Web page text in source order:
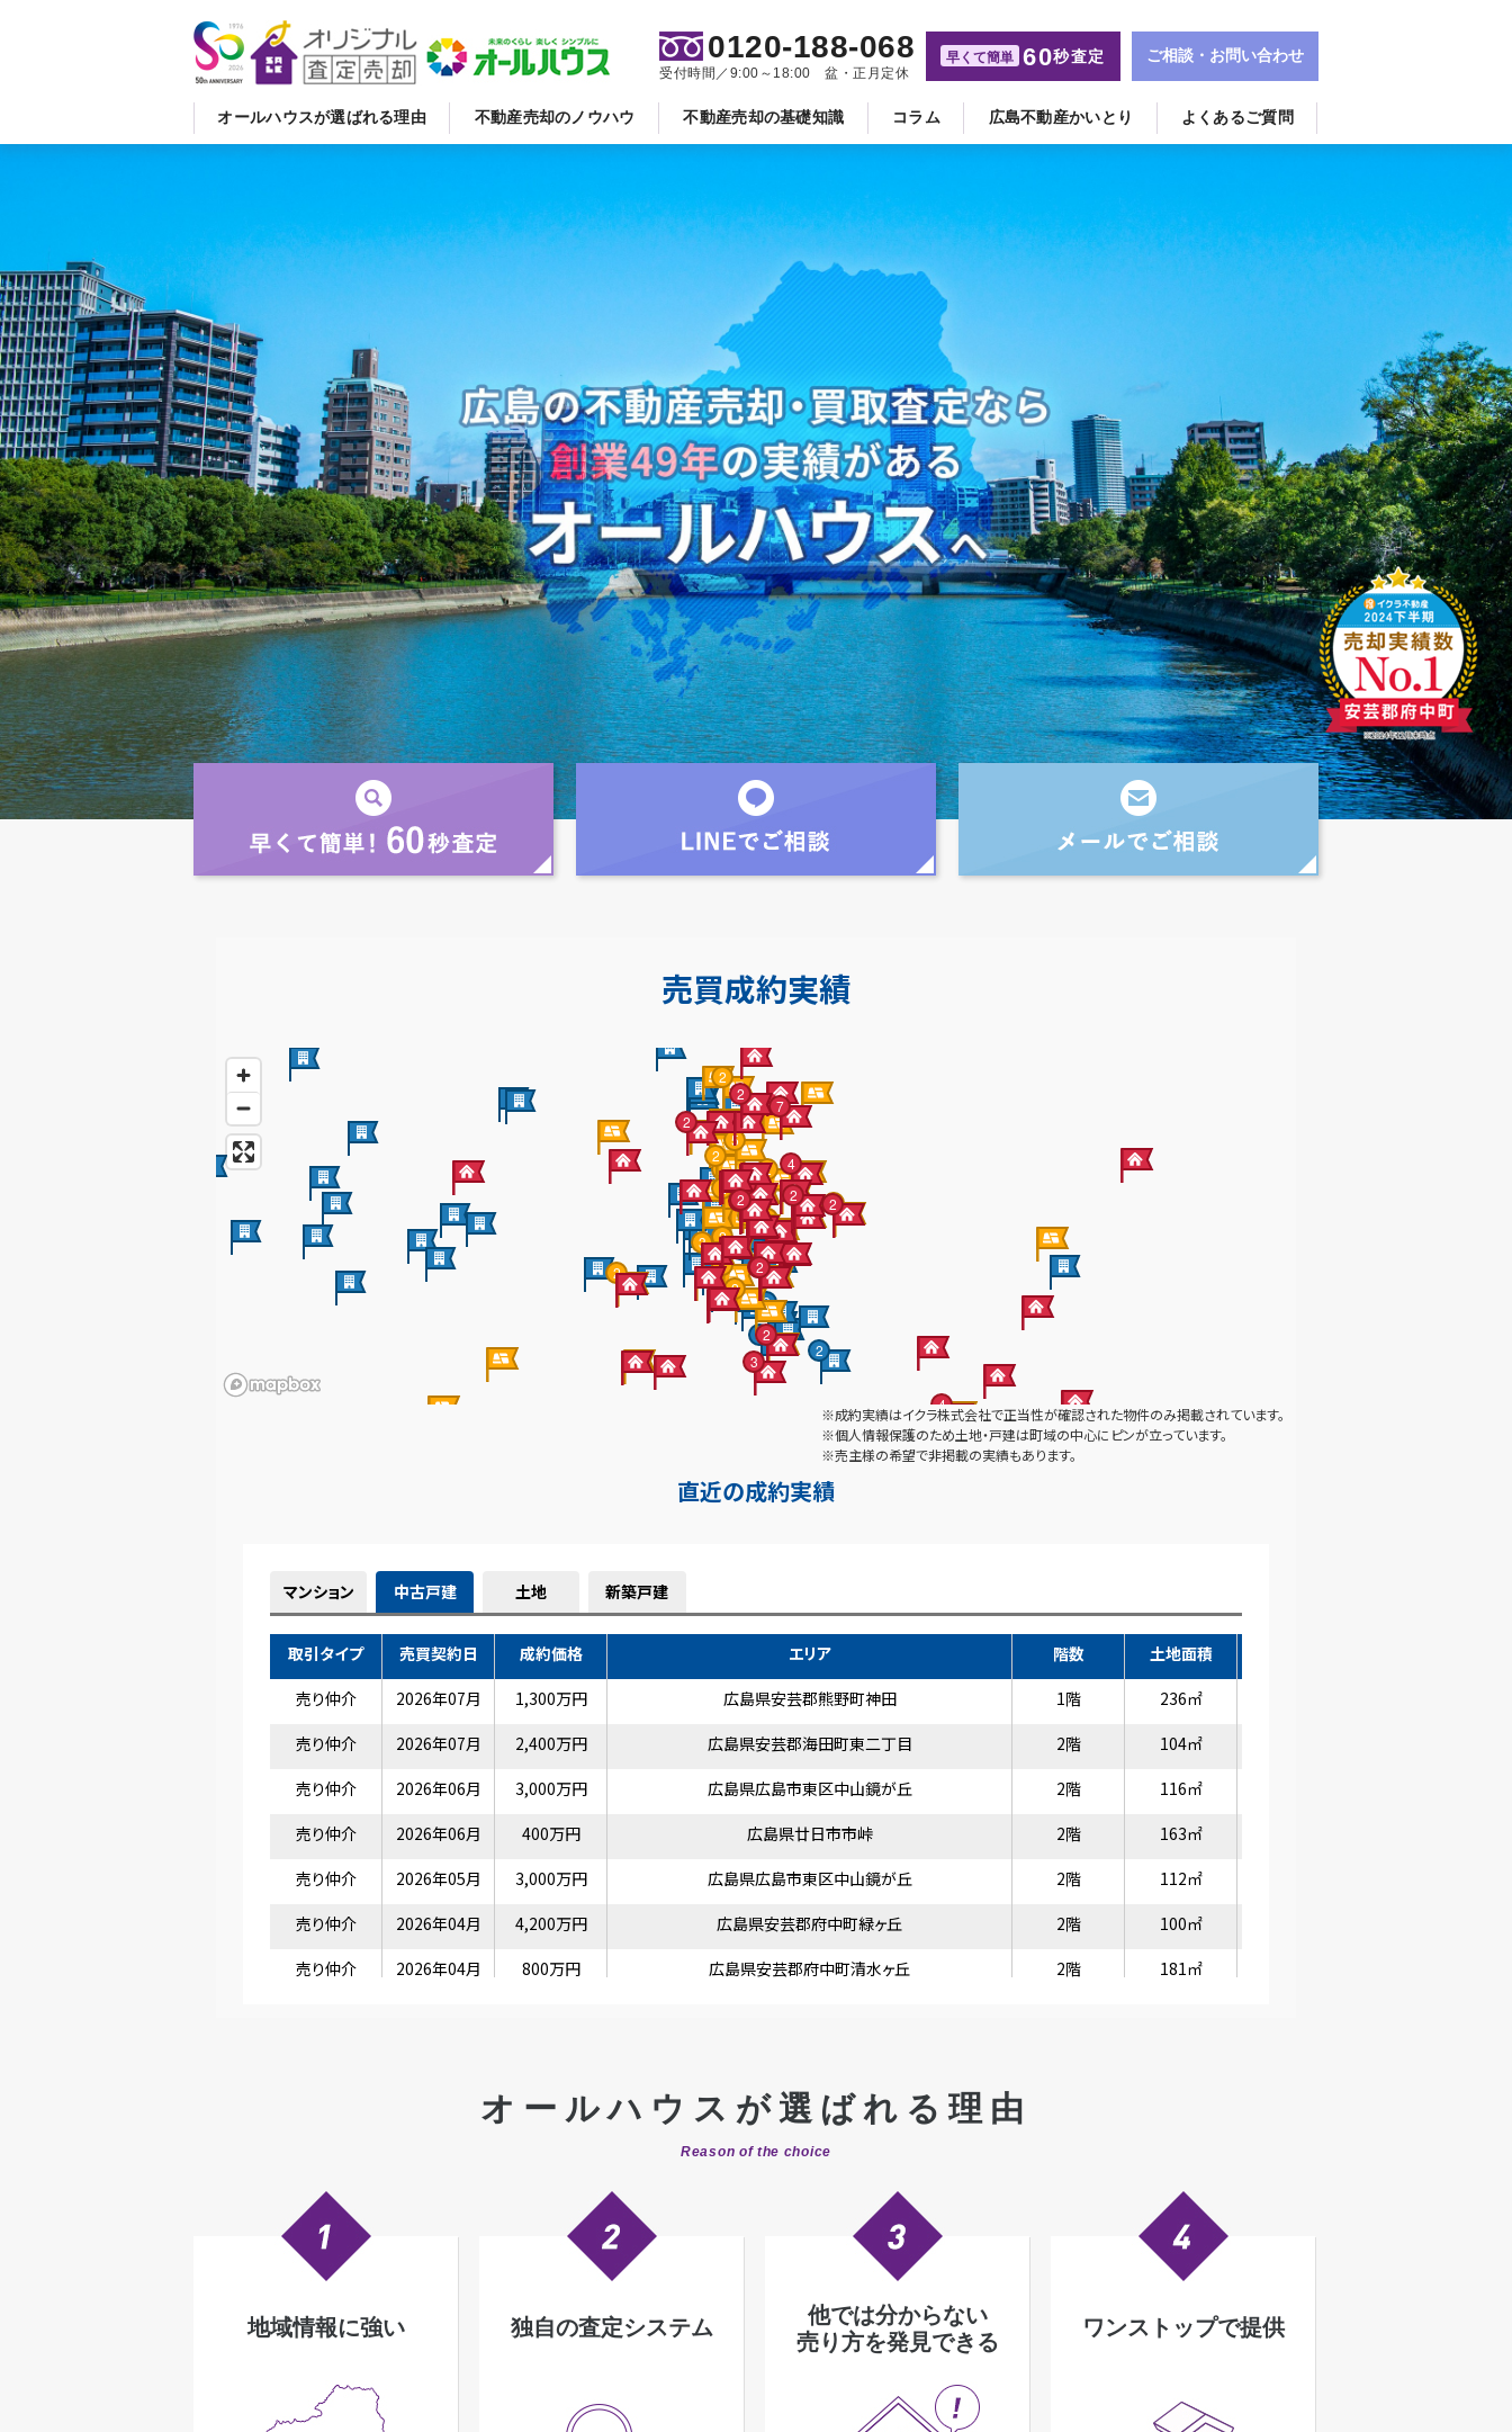
オールハウスが選ばれる理由 不動産売却のノウハウ 不動産売却の基礎知識 コラム 広島不動産かいとり よくあるご質問
0120-188-068
受付時間／9:00～18:00 盆・正月定休
早くて簡単 60秒査定 ご相談・お問い合わせ
オールハウスが選ばれる理由
Reason of the choice
地域情報に強い 独自の査定システム
他では分からない
売り方を発見できる
ワンストップで提供